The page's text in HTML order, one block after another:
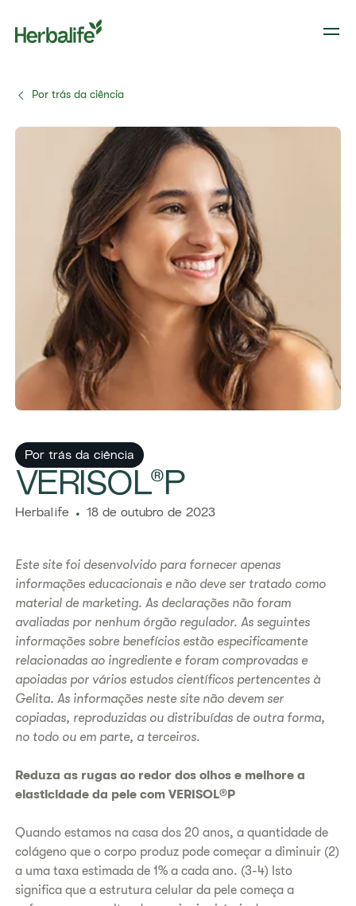
Por trás da ciência
Por trás da ciência
​​​​​VERISOL®P
​​Herbalife​ 18 de outubro de 2023
Este site foi desenvolvido para fornecer apenas
informações educacionais e não deve ser tratado como
material de marketing. As declarações não foram
avaliadas por nenhum órgão regulador. As seguintes
informações sobre benefícios estão especificamente
relacionadas ao ingrediente e foram comprovadas e
apoiadas por vários estudos científicos pertencentes à
Gelita. As informações neste site não devem ser
copiadas, reproduzidas ou distribuídas de outra forma,
no todo ou em parte, a terceiros.
Reduza as rugas ao redor dos olhos e melhore a
elasticidade da pele com VERISOL®P
Quando estamos na casa dos 20 anos, a quantidade de
colágeno que o corpo produz pode começar a diminuir (2)
a uma taxa estimada de 1% a cada ano. (3-4) Isto
significa que a estrutura celular da pele começa a